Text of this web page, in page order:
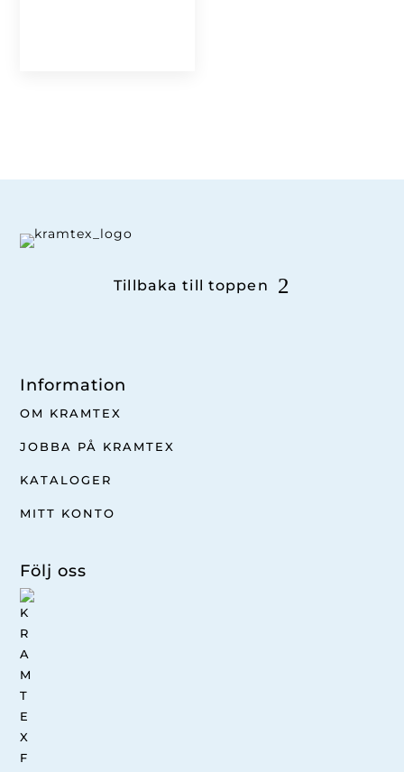
Tillbaka till toppen
Information
OM KRAMTEX
JOBBA PÅ KRAMTEX
KATALOGER
MITT KONTO
Följ oss